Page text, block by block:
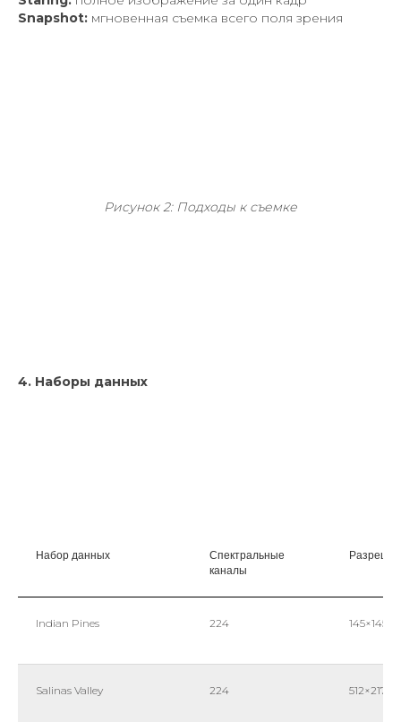
Snapshot: мгновенная съемка всего поля зрения
Рисунок 2: Подходы к съемке
4. Наборы данных
Набор данных
Спектральные
каналы
Indian Pines 224 145×145
Salinas Valley 224 512×217